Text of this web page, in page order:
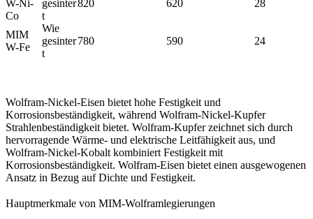
W-Ni-
Co
gesinter
t
820 620 28
MIM
W-Fe
Wie
gesinter
t
780 590 24
Wolfram-Nickel-Eisen bietet hohe Festigkeit und
Korrosionsbeständigkeit, während Wolfram-Nickel-Kupfer
Strahlenbeständigkeit bietet. Wolfram-Kupfer zeichnet sich durch
hervorragende Wärme- und elektrische Leitfähigkeit aus, und
Wolfram-Nickel-Kobalt kombiniert Festigkeit mit
Korrosionsbeständigkeit. Wolfram-Eisen bietet einen ausgewogenen
Ansatz in Bezug auf Dichte und Festigkeit.
Hauptmerkmale von MIM-Wolframlegierungen